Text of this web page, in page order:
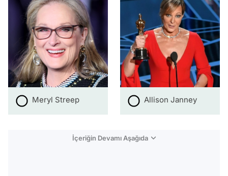
Meryl Streep Allison Janney
İçeriğin Devamı Aşağıda